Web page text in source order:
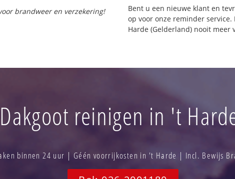
brandweer en verzekering!
Bent u een nieuwe klant en
op voor onze reminder
Harde (Gelderland) nooit meer
Dakgoot reinigen in 't
binnen 24 uur | Géén voorrijkosten in 't Harde | Incl. Bewijs